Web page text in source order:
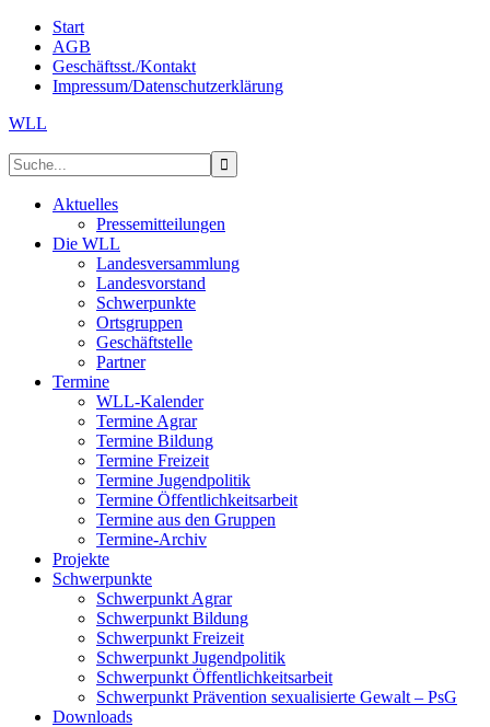
Start
AGB
Geschäftsst./Kontakt
Impressum/Datenschutzerklärung
WLL
Aktuelles
Pressemitteilungen
Die WLL
Landesversammlung
Landesvorstand
Schwerpunkte
Ortsgruppen
Geschäftstelle
Partner
Termine
WLL-Kalender
Termine Agrar
Termine Bildung
Termine Freizeit
Termine Jugendpolitik
Termine Öffentlichkeitsarbeit
Termine aus den Gruppen
Termine-Archiv
Projekte
Schwerpunkte
Schwerpunkt Agrar
Schwerpunkt Bildung
Schwerpunkt Freizeit
Schwerpunkt Jugendpolitik
Schwerpunkt Öffentlichkeitsarbeit
Schwerpunkt Prävention sexualisierte Gewalt – PsG
Downloads